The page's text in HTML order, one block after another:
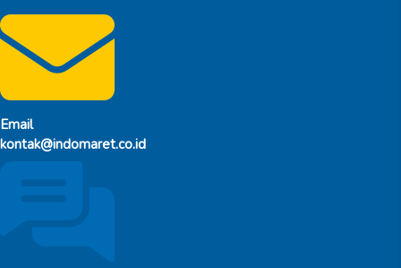
Email
kontak@indomaret.co.id